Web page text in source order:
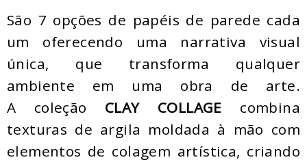
São 7 opções de papéis de parede cada
um oferecendo uma narrativa visual
única, que transforma qualquer
ambiente em uma obra de arte.
A coleção CLAY COLLAGE combina
texturas de argila moldada à mão com
elementos de colagem artística, criando